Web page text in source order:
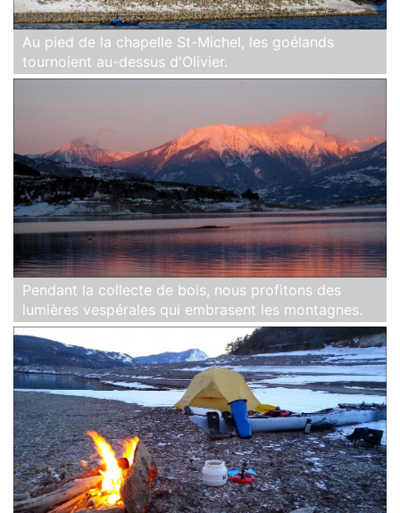
Au pied de la chapelle St-Michel, les goélands
tournoient au-dessus d'Olivier.
Pendant la collecte de bois, nous profitons des
lumières vespérales qui embrasent les montagnes.